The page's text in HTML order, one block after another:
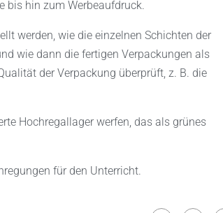
bis hin zum Werbeaufdruck.
werden, wie die einzelnen Schichten der
wie dann die fertigen Verpackungen als
der Verpackung überprüft, z. B. die
Hochregallager werfen, das als grünes
für den Unterricht.